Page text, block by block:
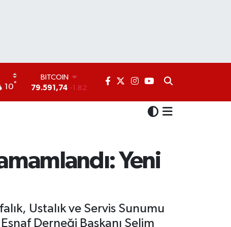
10°
DOLAR
45,43620 0.02
6862,09000
BİST100
Yeni
Ustalık ve Servis Sunumu
Derneği Başkanı Selim